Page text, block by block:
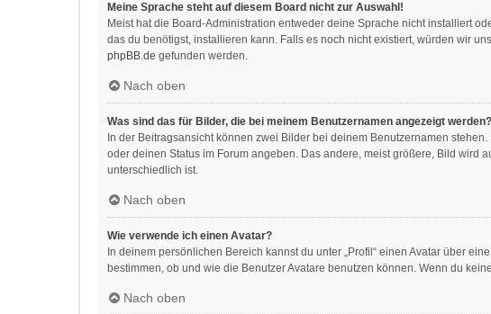
Meine Sprache steht auf diesem Board nicht zur Auswahl!
Meist hat die Board-Administration entweder deine Sprache nicht installiert
das du benötigst, installieren kann. Falls es noch nicht existiert, würden wir
phpBB.de gefunden werden.
Nach oben
Was sind das für Bilder, die bei meinem Benutzernamen angezeigt werden?
In der Beitragsansicht können zwei Bilder bei deinem Benutzernamen
oder deinen Status im Forum angeben. Das andere, meist größere, Bild wird
unterschiedlich ist.
Nach oben
Wie verwende ich einen Avatar?
In deinem persönlichen Bereich kannst du unter „Profil“ einen Avatar über
bestimmen, ob und wie die Benutzer Avatare benutzen können. Wenn du
Nach oben